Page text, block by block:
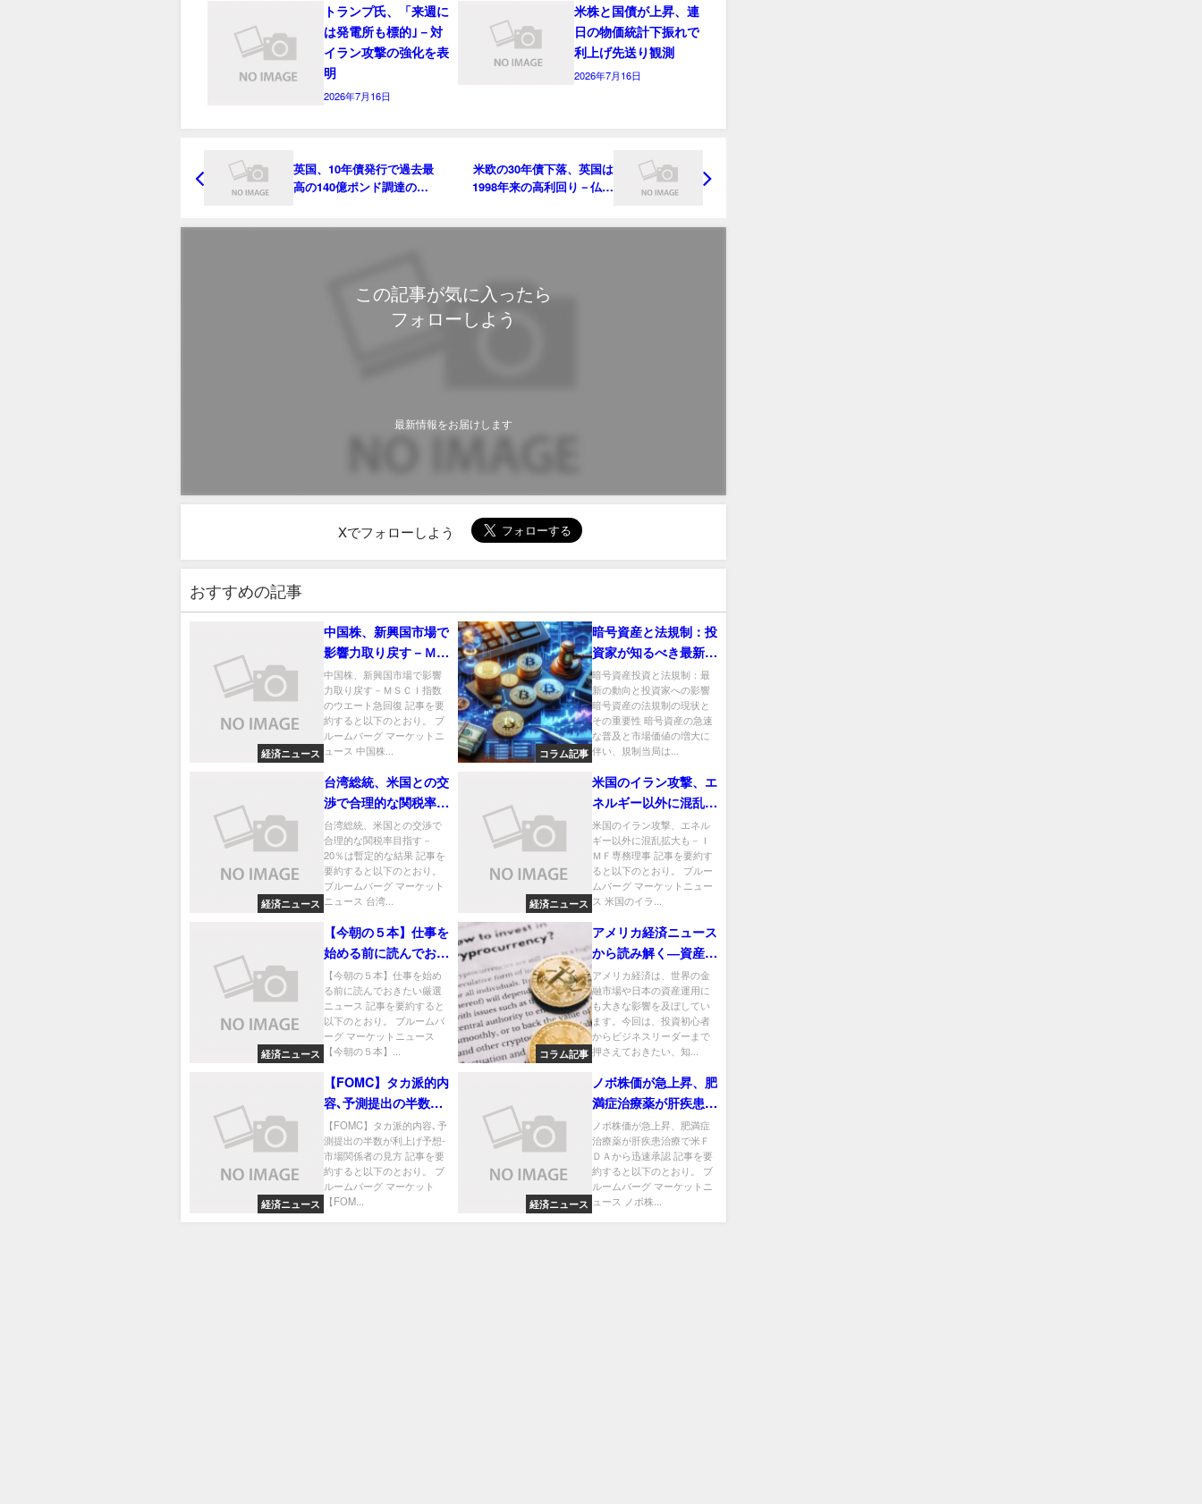
トランプ氏、「来週に
は発電所も標的｣－対
イラン攻撃の強化を表
明
2026年7月16日
米株と国債が上昇、連
日の物価統計下振れで
利上げ先送り観測
2026年7月16日
英国、10年債発行で過去最
高の140億ポンド調達の見
米欧の30年債下落、英国は
1998年来の高利回り－仏は
この記事が気に入ったら
フォローしよう
最新情報をお届けします
Xでフォローしよう
おすすめの記事
経済ニュース
中国株、新興国市場で
影響力取り戻す－ＭＳ
ＣＩ指数のウエート急
回復
中国株、新興国市場で影響
力取り戻す－ＭＳＣＩ指数
のウエート急回復 記事を要
約すると以下のとおり。 ブ
ルームバーグ マーケットニ
ュース 中国株...
コラム記事
暗号資産と法規制：投
資家が知るべき最新動
向
暗号資産投資と法規制：最
新の動向と投資家への影響
暗号資産の法規制の現状と
その重要性 暗号資産の急速
な普及と市場価値の増大に
伴い、規制当局は...
経済ニュース
台湾総統、米国との交
渉で合理的な関税率目
指す－20％は暫定的
な結果
台湾総統、米国との交渉で
合理的な関税率目指す－
20％は暫定的な結果 記事を
要約すると以下のとおり。
ブルームバーグ マーケット
ニュース 台湾...
経済ニュース
米国のイラン攻撃、エ
ネルギー以外に混乱拡
大も－ＩＭＦ専務理事
米国のイラン攻撃、エネル
ギー以外に混乱拡大も－Ｉ
ＭＦ専務理事 記事を要約す
ると以下のとおり。 ブルー
ムバーグ マーケットニュー
ス 米国のイラ...
経済ニュース
【今朝の５本】仕事を
始める前に読んでおき
たい厳選ニュース
【今朝の５本】仕事を始め
る前に読んでおきたい厳選
ニュース 記事を要約すると
以下のとおり。 ブルームバ
ーグ マーケットニュース
【今朝の５本】...
コラム記事
アメリカ経済ニュース
から読み解く―資産運
用に役立つ3つの最新
インパクト
アメリカ経済は、世界の金
融市場や日本の資産運用に
も大きな影響を及ぼしてい
ます。今回は、投資初心者
からビジネスリーダーまで
押さえておきたい、知...
経済ニュース
【FOMC】タカ派的内
容､予測提出の半数が
利上げ予想-市場関係
者の見方
【FOMC】タカ派的内容､予
測提出の半数が利上げ予想-
市場関係者の見方 記事を要
約すると以下のとおり。 ブ
ルームバーグ マーケット
【FOM...
経済ニュース
ノボ株価が急上昇、肥
満症治療薬が肝疾患治
療で米ＦＤＡから迅速
承認
ノボ株価が急上昇、肥満症
治療薬が肝疾患治療で米Ｆ
ＤＡから迅速承認 記事を要
約すると以下のとおり。 ブ
ルームバーグ マーケットニ
ュース ノボ株...